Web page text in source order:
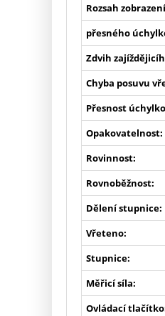
Rozsah zobrazení
přesného
Zdvih
Chyba posuvu
Přesnost
Opakovatelnost:
Rovinnost:
Rovnoběžnost:
Dělení stupnice:
Vřeteno:
Stupnice:
Měřicí síla:
Ovládací